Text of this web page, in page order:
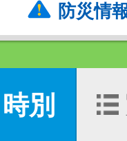
防災情
時別